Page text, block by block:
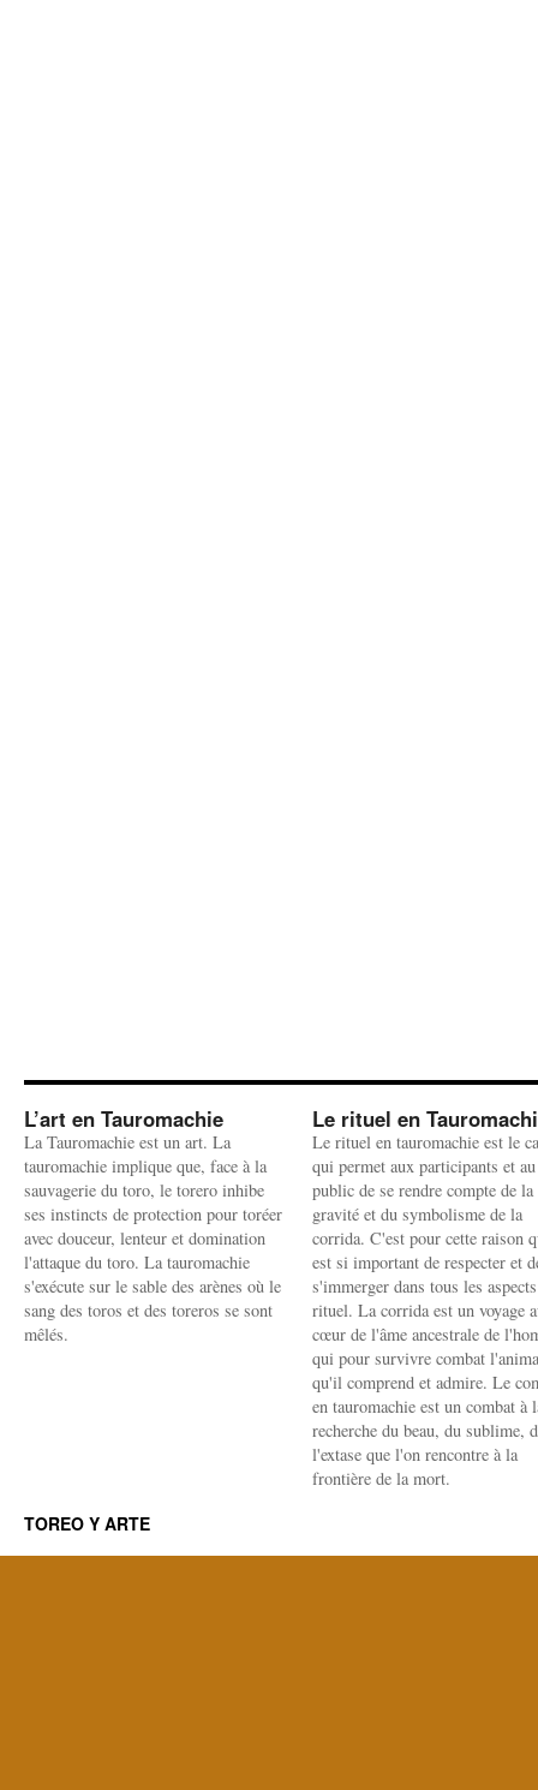
L’art en Tauromachie
La Tauromachie est un art. La
tauromachie implique que, face à la
sauvagerie du toro, le torero inhibe
ses instincts de protection pour toréer
avec douceur, lenteur et domination
l'attaque du toro. La tauromachie
s'exécute sur le sable des arènes où le
sang des toros et des toreros se sont
mêlés.
Le rituel en
Le rituel en tauromachie est le
qui permet aux participants et au
public de se rendre compte de la
gravité et du symbolisme de la
corrida. C'est pour cette raison
est si important de respecter et
s'immerger dans tous les
rituel. La corrida est un voyage
cœur de l'âme ancestrale de
qui pour survivre combat
qu'il comprend et admire. Le
en tauromachie est un combat à
recherche du beau, du sublime,
l'extase que l'on rencontre à la
frontière de la mort.
TOREO Y ARTE